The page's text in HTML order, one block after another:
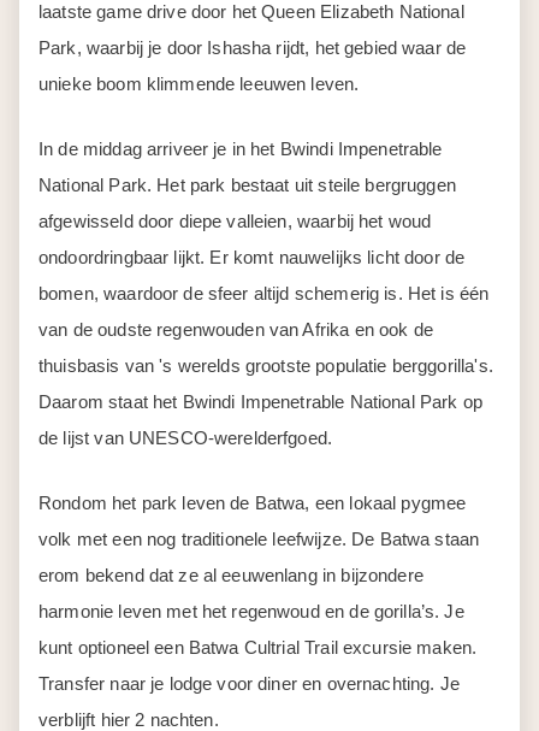
laatste game drive door het Queen Elizabeth National
Park, waarbij je door Ishasha rijdt, het gebied waar de
unieke boom klimmende leeuwen leven.
In de middag arriveer je in het Bwindi Impenetrable
National Park. Het park bestaat uit steile bergruggen
afgewisseld door diepe valleien, waarbij het woud
ondoordringbaar lijkt. Er komt nauwelijks licht door de
bomen, waardoor de sfeer altijd schemerig is. Het is één
van de oudste regenwouden van Afrika en ook de
thuisbasis van 's werelds grootste populatie berggorilla's.
Daarom staat het Bwindi Impenetrable National Park op
de lijst van UNESCO-werelderfgoed.
Rondom het park leven de Batwa, een lokaal pygmee
volk met een nog traditionele leefwijze. De Batwa staan
erom bekend dat ze al eeuwenlang in bijzondere
harmonie leven met het regenwoud en de gorilla’s. Je
kunt optioneel een Batwa Cultrial Trail excursie maken.
Transfer naar je lodge voor diner en overnachting. Je
verblijft hier 2 nachten.